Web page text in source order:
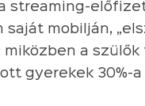
streaming-
saját mobilján,
miközben a
gyerekek 30%-